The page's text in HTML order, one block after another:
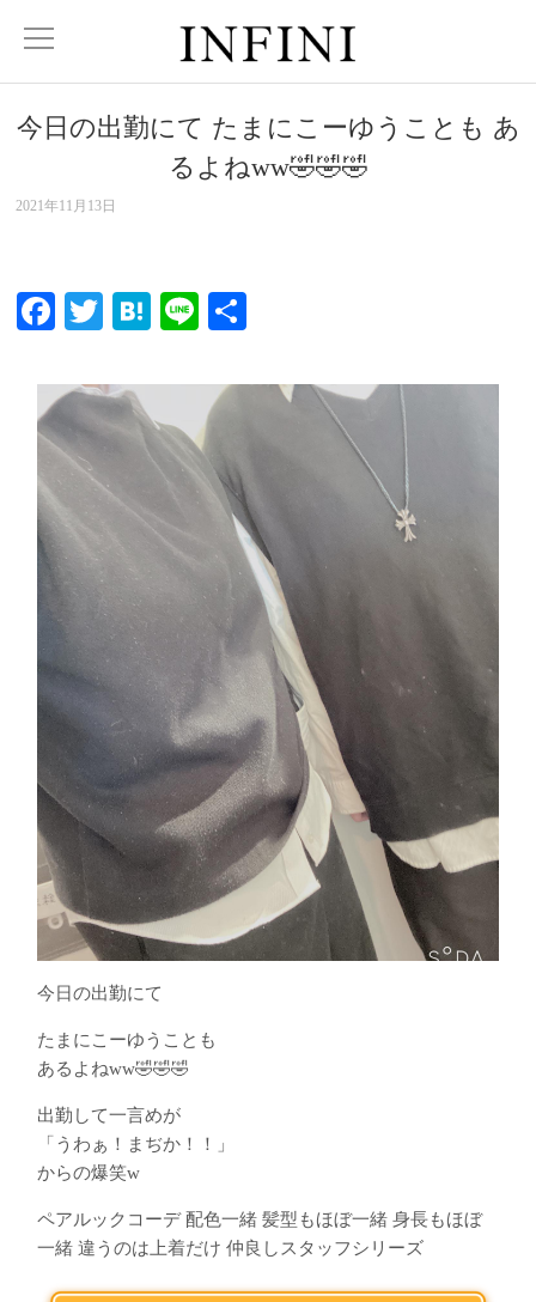
今日の出勤にて たまにこーゆうことも あ
るよねww🤣🤣🤣
2021年11月13日
Facebook
TwitterHatena
Line
今日の出勤にて
たまにこーゆうことも
あるよねww🤣🤣🤣
出勤して一言めが
「うわぁ！まぢか！！」
からの爆笑w
ペアルックコーデ 配色一緒 髪型もほぼ一緒 身長もほぼ
一緒 違うのは上着だけ 仲良しスタッフシリーズ